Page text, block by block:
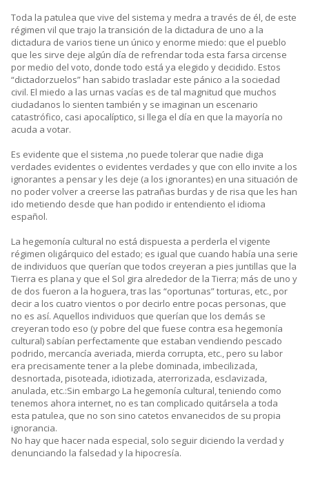
Toda la patulea que vive del sistema y medra a través de él, de este
régimen vil que trajo la transición de la dictadura de uno a la
dictadura de varios tiene un único y enorme miedo: que el pueblo
que les sirve deje algún día de refrendar toda esta farsa circense
por medio del voto, donde todo está ya elegido y decidido. Estos
“dictadorzuelos” han sabido trasladar este pánico a la sociedad
civil. El miedo a las urnas vacías es de tal magnitud que muchos
ciudadanos lo sienten también y se imaginan un escenario
catastrófico, casi apocalíptico, si llega el día en que la mayoría no
acuda a votar.
Es evidente que el sistema ,no puede tolerar que nadie diga
verdades evidentes o evidentes verdades y que con ello invite a los
ignorantes a pensar y les deje (a los ignorantes) en una situación de
no poder volver a creerse las patrañas burdas y de risa que les han
ido metiendo desde que han podido ir entendiento el idioma
español.
La hegemonía cultural no está dispuesta a perderla el vigente
régimen oligárquico del estado; es igual que cuando había una serie
de individuos que querían que todos creyeran a pies juntillas que la
Tierra es plana y que el Sol gira alrededor de la Tierra; más de uno y
de dos fueron a la hoguera, tras las “oportunas” torturas, etc., por
decir a los cuatro vientos o por decirlo entre pocas personas, que
no es así. Aquellos individuos que querían que los demás se
creyeran todo eso (y pobre del que fuese contra esa hegemonía
cultural) sabían perfectamente que estaban vendiendo pescado
podrido, mercancía averiada, mierda corrupta, etc., pero su labor
era precisamente tener a la plebe dominada, imbecilizada,
desnortada, pisoteada, idiotizada, aterrorizada, esclavizada,
anulada, etc.:Sin embargo La hegemonía cultural, teniendo como
tenemos ahora internet, no es tan complicado quitársela a toda
esta patulea, que no son sino catetos envanecidos de su propia
ignorancia.
No hay que hacer nada especial, solo seguir diciendo la verdad y
denunciando la falsedad y la hipocresía.